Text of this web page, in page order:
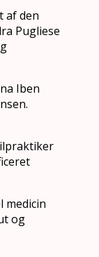
af den
Pugliese
Iben
medicin
og